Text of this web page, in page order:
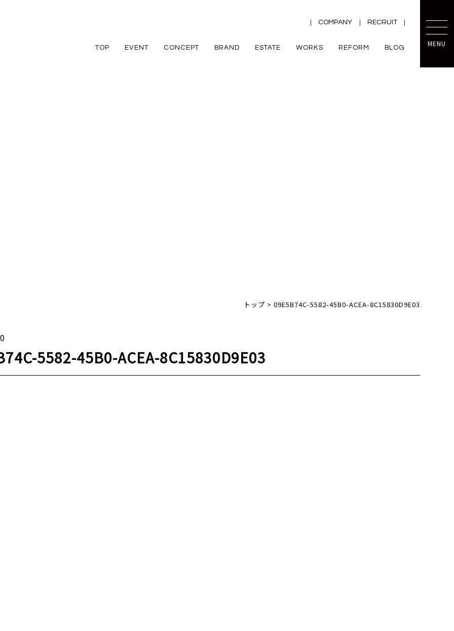
MENU
COMPANY RECRUIT
TOP EVENT CONCEPT BRAND ESTATE WORKS REFORM BLOG
トップ > 09E5B74C-5582-45B0-ACEA-8C15830D9E03
5582-45B0-ACEA-8C15830D9E03